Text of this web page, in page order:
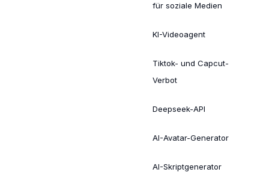
für soziale Medien
KI-Videoagent
Tiktok- und Capcut-
Verbot
Deepseek-API
AI-Avatar-Generator
AI-Skriptgenerator